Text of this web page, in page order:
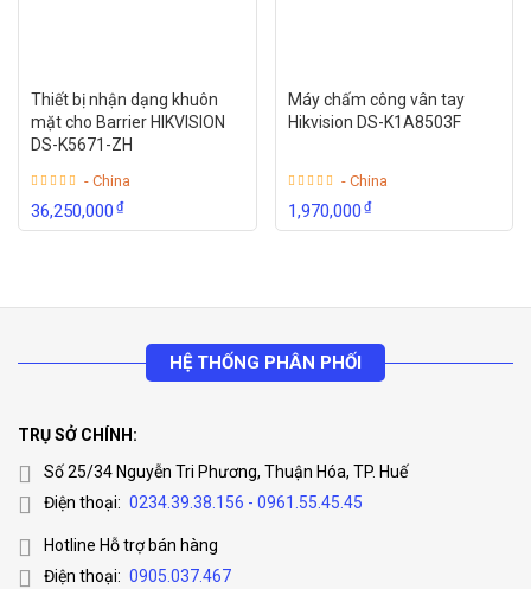
Thiết bị nhận dạng khuôn
mặt cho Barrier HIKVISION
DS-K5671-ZH
- China
36,250,000₫
Máy chấm công vân tay
Hikvision DS-K1A8503F
- China
1,970,000₫
HỆ THỐNG PHÂN PHỐI
TRỤ SỞ CHÍNH:
Số 25/34 Nguyễn Tri Phương, Thuận Hóa, TP. Huế
Điện thoại: 0234.39.38.156 - 0961.55.45.45
Hotline Hỗ trợ bán hàng
Điện thoại: 0905.037.467